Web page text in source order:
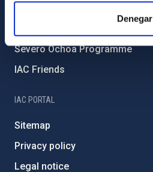
Denegar
Severo Ochoa Programme
IAC Friends
IAC PORTAL
Sitemap
Privacy policy
Legal notice